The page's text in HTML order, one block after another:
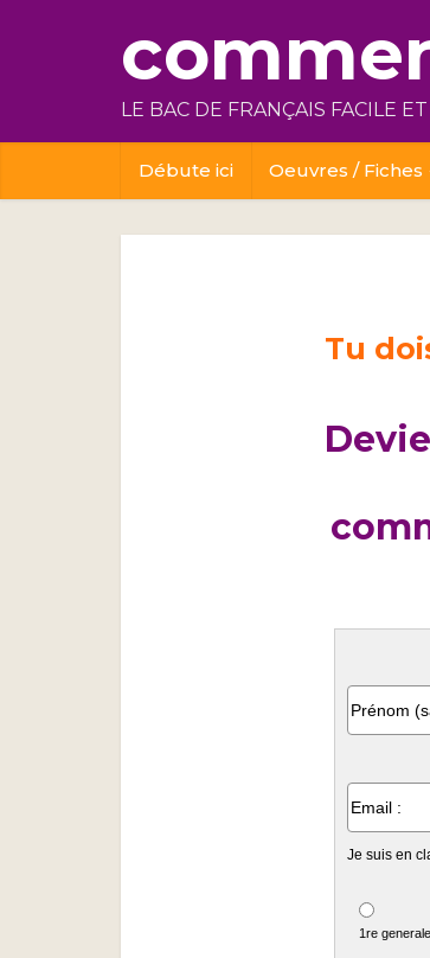
LE BAC DE FRANÇAIS FACILE
Débute ici Oeuvres / Fiches
Tu
Je suis en
1re generale